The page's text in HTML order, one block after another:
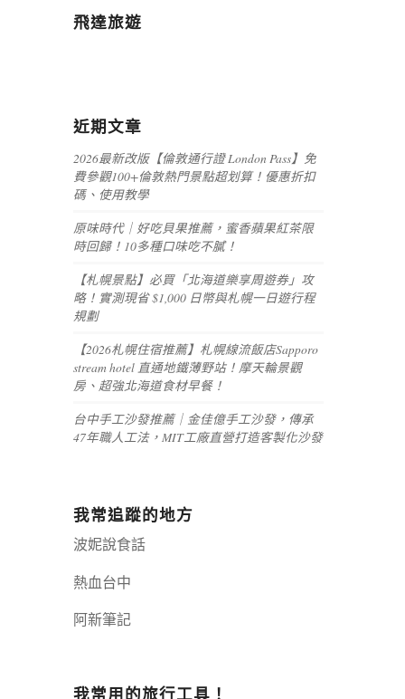
飛達旅遊
近期文章
2026最新改版【倫敦通行證 London Pass】免
費參觀100+倫敦熱門景點超划算！優惠折扣
碼、使用教學
原味時代｜好吃貝果推薦，蜜香蘋果紅茶限
時回歸！10多種口味吃不膩！
【札幌景點】必買「北海道樂享周遊券」攻
略！實測現省 $1,000 日幣與札幌一日遊行程
規劃
【2026札幌住宿推薦】札幌線流飯店Sapporo
stream hotel 直通地鐵薄野站！摩天輪景觀
房、超強北海道食材早餐！
台中手工沙發推薦｜金佳億手工沙發，傳承
47年職人工法，MIT工廠直營打造客製化沙發
我常追蹤的地方
波妮說食話
熱血台中
阿新筆記嘉義+1 | 嘉義加一